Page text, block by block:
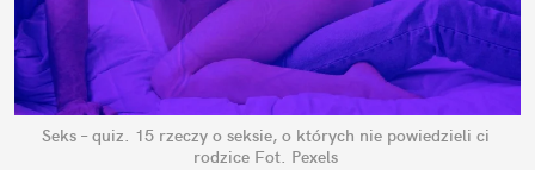
Seks – quiz. 15 rzeczy o seksie, o których nie powiedzieli ci
rodzice Fot. Pexels